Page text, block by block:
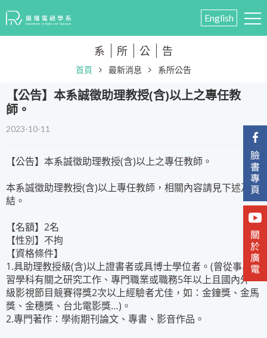
English
系 所 公 告
首頁 最新消息 系所公告
​【公告】本系誠徵助理教授(含)以上之專任教
師。
2023-10-11
【公告】本系誠徵助理教授(含)以上之專任教師。
本系誠徵助理教授(含)以上專任教師，相關內容請見下述及連
結。
【名額】2名
【性別】不拘
【資格條件】
1.具助理教授級(含)以上證書者或具博士學位者。(曾從事與所
習學科有關之研究工作、專門職業或職務5年以上且國內外一
級影視節目競賽得獎2次以上經驗者尤佳，如：金鐘獎、金馬
獎、金穗獎、台北電影獎…)。
2.專門著作：學術期刊論文、專書、影音作品。